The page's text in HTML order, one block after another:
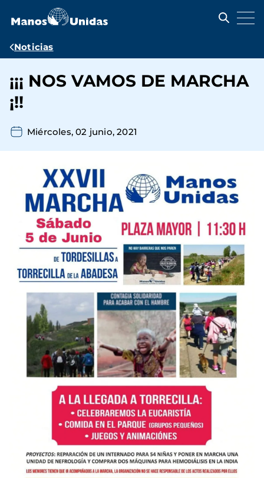
contenido
Ruta
navegación
Noticias
¡¡¡ NOS VAMOS DE MARCHA
¡!!
Miércoles, 02 junio, 2021